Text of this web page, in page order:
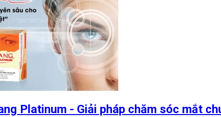
Platinum - Giải pháp chăm sóc mắt